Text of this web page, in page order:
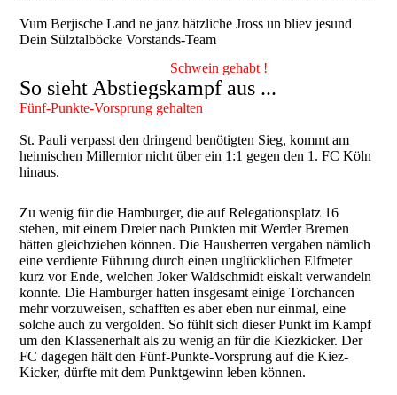
Vum Berjische Land ne janz hätzliche Jross un bliev jesund
Dein Sülztalböcke Vorstands-Team
Schwein gehabt !
So sieht Abstiegskampf aus ...
Fünf-Punkte-Vorsprung gehalten
St. Pauli verpasst den dringend benötigten Sieg, kommt am
heimischen Millerntor nicht über ein 1:1 gegen den 1. FC Köln
hinaus.
Zu wenig für die Hamburger, die auf Relegationsplatz 16
stehen, mit einem Dreier nach Punkten mit Werder Bremen
hätten gleichziehen können. Die Hausherren vergaben nämlich
eine verdiente Führung durch einen unglücklichen Elfmeter
kurz vor Ende, welchen Joker Waldschmidt eiskalt verwandeln
konnte. Die Hamburger hatten insgesamt einige Torchancen
mehr vorzuweisen, schafften es aber eben nur einmal, eine
solche auch zu vergolden. So fühlt sich dieser Punkt im Kampf
um den Klassenerhalt als zu wenig an für die Kiezkicker. Der
FC dagegen hält den Fünf-Punkte-Vorsprung auf die Kiez-
Kicker, dürfte mit dem Punktgewinn leben können.